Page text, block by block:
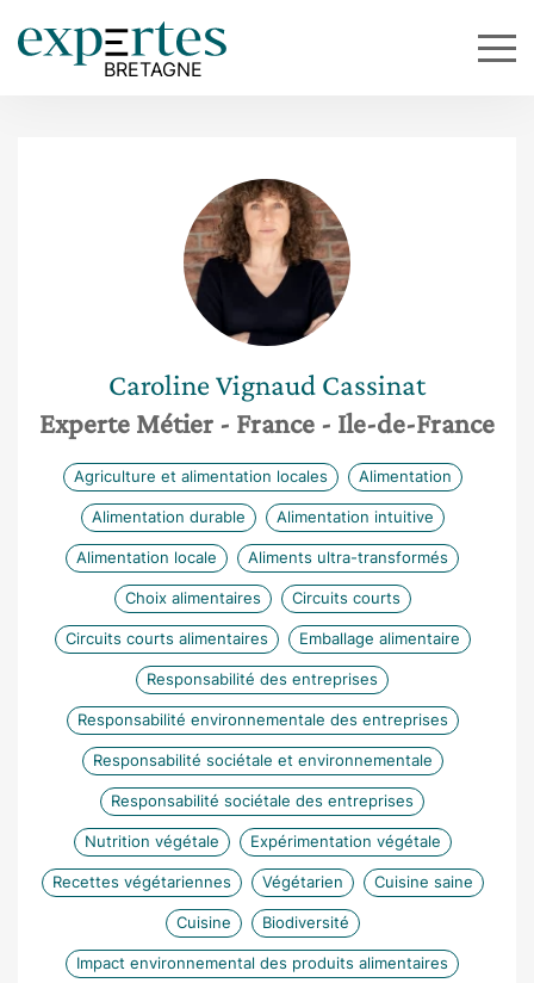
Caroline Vignaud Cassinat
Experte Métier - France - Ile-de-France
Agriculture et alimentation locales Alimentation
Alimentation durable Alimentation intuitive
Alimentation locale Aliments ultra-transformés
Choix alimentaires Circuits courts
Circuits courts alimentaires Emballage alimentaire
Responsabilité des entreprises
Responsabilité environnementale des entreprises
Responsabilité sociétale et environnementale
Responsabilité sociétale des entreprises
Nutrition végétale Expérimentation végétale
Recettes végétariennes Végétarien Cuisine saine
Cuisine Biodiversité
Impact environnemental des produits alimentaires